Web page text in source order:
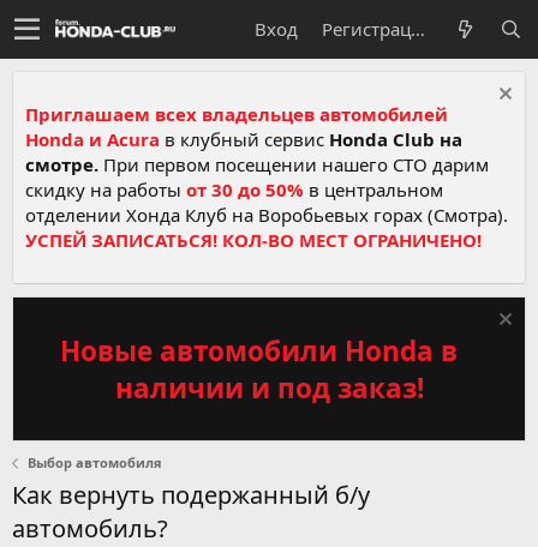
Вход Регистрация
Приглашаем всех владельцев автомобилей
Honda и Acura в клубный сервис Honda Club на
смотре. При первом посещении нашего СТО дарим
скидку на работы от 30 до 50% в центральном
отделении Хонда Клуб на Воробьевых горах (Смотра).
УСПЕЙ ЗАПИСАТЬСЯ! КОЛ-ВО МЕСТ ОГРАНИЧЕНО!
Новые автомобили Honda в
наличии и под заказ!
Выбор автомобиля
Как вернуть подержанный б/у
автомобиль?